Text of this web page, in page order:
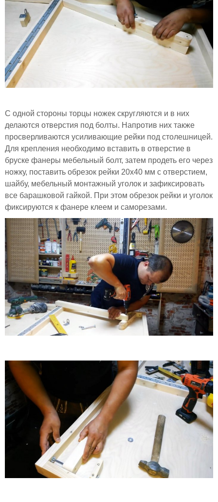
С одной стороны торцы ножек скругляются и в них
делаются отверстия под болты. Напротив них также
просверливаются усиливающие рейки под столешницей.
Для крепления необходимо вставить в отверстие в
бруске фанеры мебельный болт, затем продеть его через
ножку, поставить обрезок рейки 20х40 мм с отверстием,
шайбу, мебельный монтажный уголок и зафиксировать
все барашковой гайкой. При этом обрезок рейки и уголок
фиксируются к фанере клеем и саморезами.